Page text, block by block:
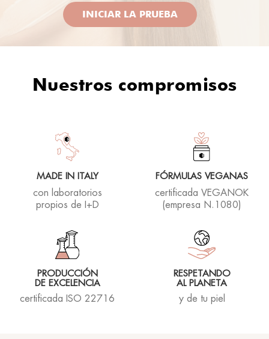
Prodotto molto valido. Conferisce una pelle più
Jurate E.
Rhea lover 27/01/2021
Prodotto fantastico.
INICIAR LA PRUEBA
Nuestros compromisos
MADE IN ITALY
con laboratorios
propios de I+D
FÓRMULAS VEGANAS
certificada VEGANOK
(empresa N.1080)
PRODUCCIÓN
DE EXCELENCIA
certificada ISO 22716
RESPETANDO
AL PLANETA
y de tu piel